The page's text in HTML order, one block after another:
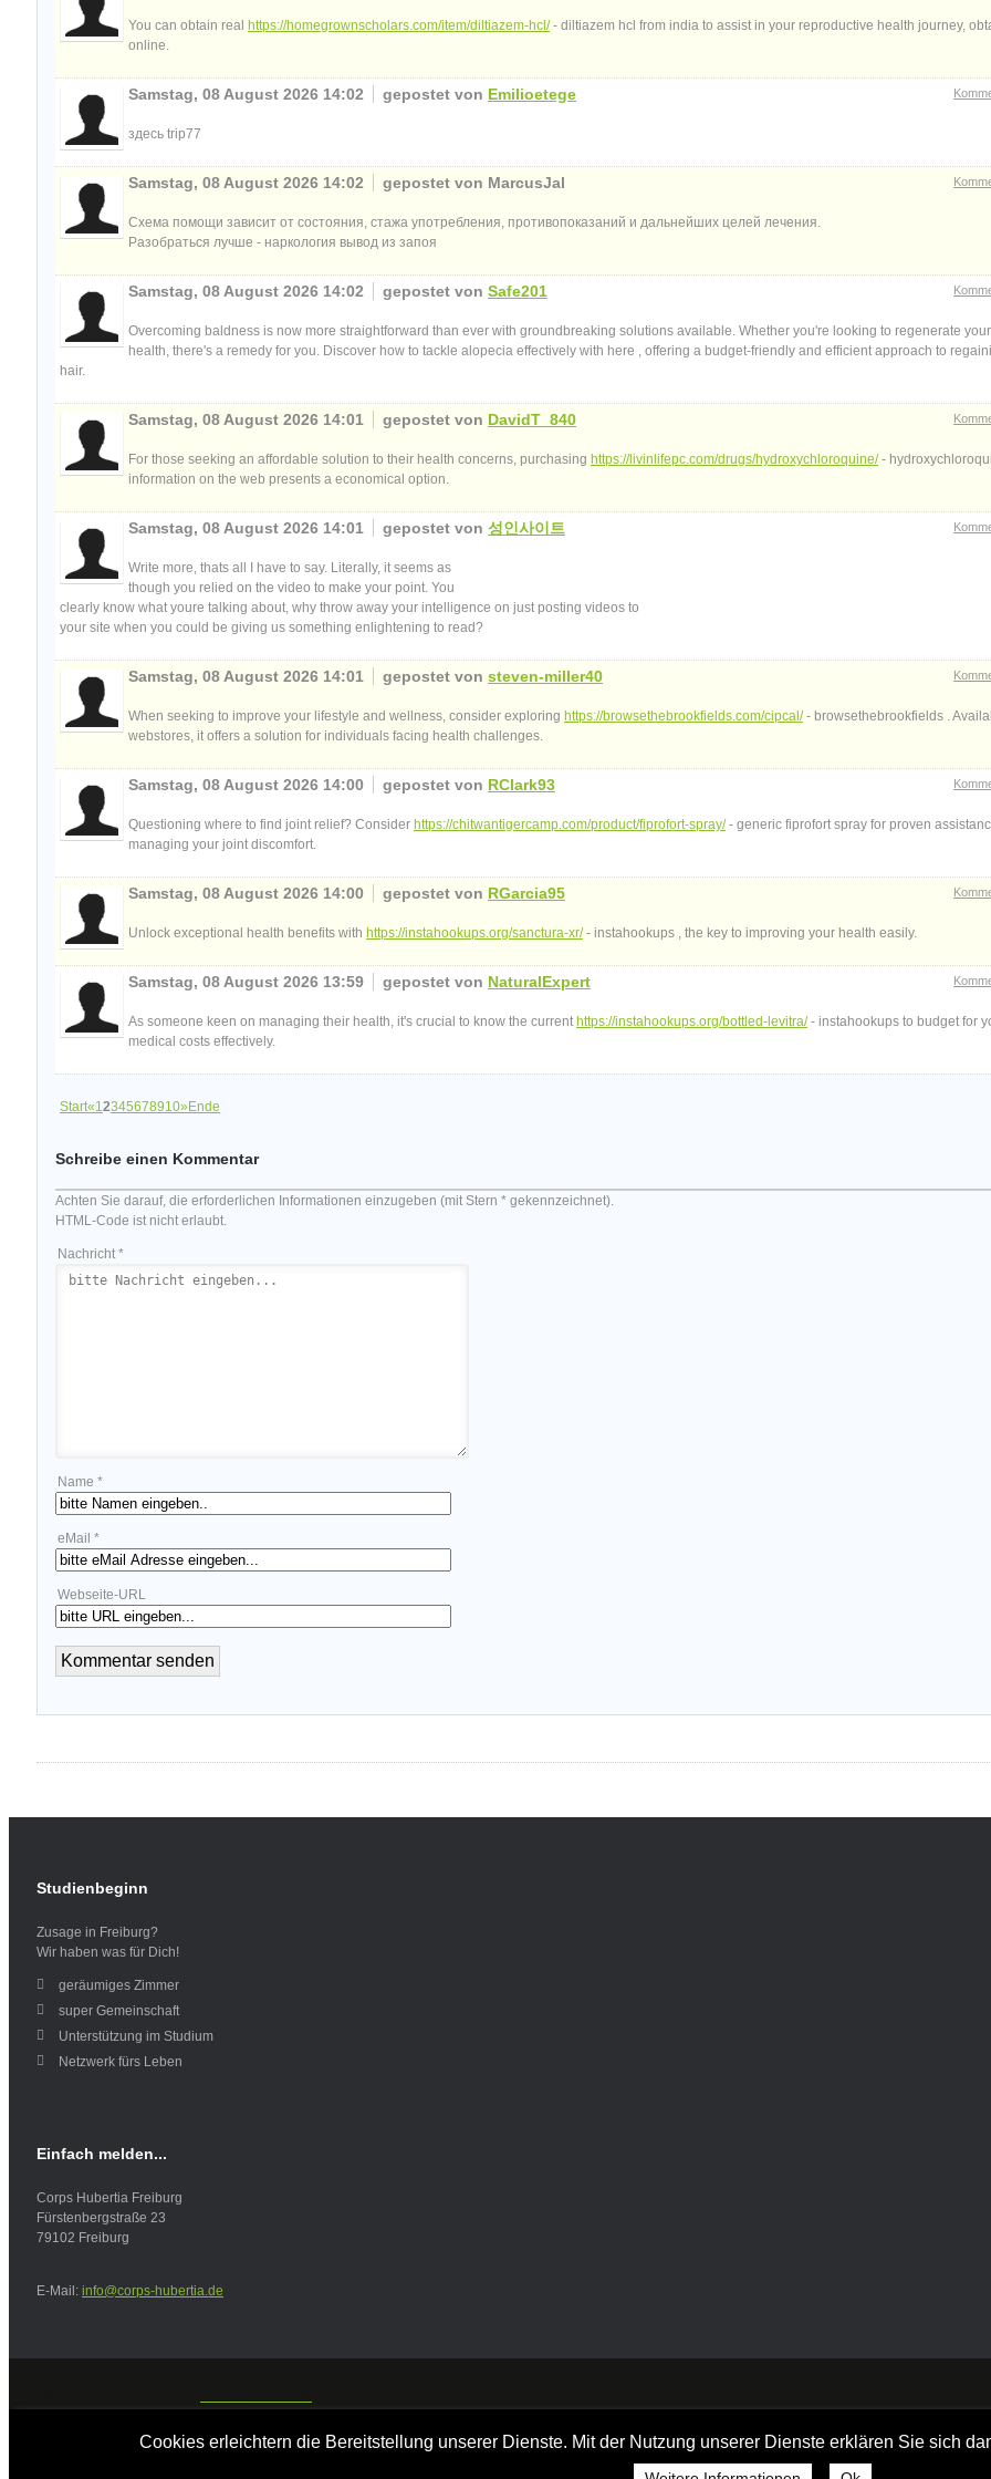
You can obtain real https://homegrownscholars.com/item/diltiazem-hcl/- diltiazem hcl from india to assist in your reproductive health journey,
online.
Samstag, 08 August 2026 14:02 gepostet von Emilioetege
здесь trip77
Samstag, 08 August 2026 14:02 gepostet von MarcusJal
Схема помощи зависит от состояния, стажа употребления, противопоказаний и дальнейших целей лечения.
Разобраться лучше - наркология вывод из запоя
Samstag, 08 August 2026 14:02 gepostet von Safe201
Overcoming baldness is now more straightforward than ever with groundbreaking solutions available. Whether you're looking to regenerate
health, there's a remedy for you. Discover how to tackle alopecia effectively with here , offering a budget-friendly and efficient approach to
hair.
Samstag, 08 August 2026 14:01 gepostet von DavidT_840
For those seeking an affordable solution to their health concerns, purchasing https://livinlifepc.com/drugs/hydroxychloroquine/-
information on the web presents a economical option.
Samstag, 08 August 2026 14:01 gepostet von 성인사이트
Write more, thats all I have to say. Literally, it seems as
though you relied on the video to make your point. You
clearly know what youre talking about, why throw away your intelligence on just posting videos to
your site when you could be giving us something enlightening to read?
Samstag, 08 August 2026 14:01 gepostet von steven-miller40
When seeking to improve your lifestyle and wellness, consider exploring https://browsethebrookfields.com/cipcal/- browsethebrookfields .
webstores, it offers a solution for individuals facing health challenges.
Samstag, 08 August 2026 14:00 gepostet von RClark93
Questioning where to find joint relief? Consider https://chitwantigercamp.com/product/fiprofort-spray/- generic fiprofort spray for proven
managing your joint discomfort.
Samstag, 08 August 2026 14:00 gepostet von RGarcia95
Unlock exceptional health benefits with https://instahookups.org/sanctura-xr/- instahookups , the key to improving your health easily.
Samstag, 08 August 2026 13:59 gepostet von NaturalExpert
As someone keen on managing their health, it's crucial to know the current https://instahookups.org/bottled-levitra/- instahookups to budget for
medical costs effectively.
Start«12345678910»Ende
Schreibe einen Kommentar
Achten Sie darauf, die erforderlichen Informationen einzugeben (mit Stern * gekennzeichnet).
HTML-Code ist nicht erlaubt.
Nachricht *
Name *
eMail *
Webseite-URL
Studienbeginn
Zusage in Freiburg?
Wir haben was für Dich!
geräumiges Zimmer
super Gemeinschaft
Unterstützung im Studium
Netzwerk fürs Leben
Einfach melden...
Corps Hubertia Freiburg
Fürstenbergstraße 23
79102 Freiburg
E-Mail: info@corps-hubertia.de
© Copyright 2013 Martin Richter
Cookies erleichtern die Bereitstellung unserer Dienste. Mit der Nutzung unserer Dienste erklären Sie sich